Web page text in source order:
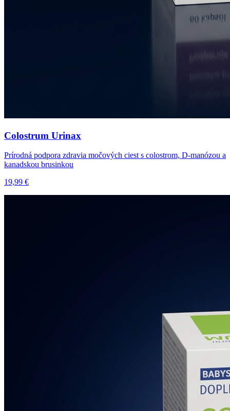
Colostrum Urinax
Prírodná podpora zdravia močových ciest s colostrom, D-manózou a
kanadskou brusinkou
19,99 €